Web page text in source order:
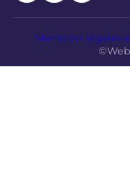
Mentions légales